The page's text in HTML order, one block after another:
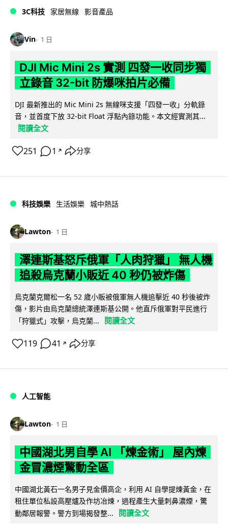
3C科技 家居無線 影音產品
Vin 1 日
DJI Mic Mini 2s 實測 四發一收同步獨
立錄音 32-bit 防爆咪拍片必備
DJI 最新推出的 Mic Mini 2s 無線咪支援「四發一收」分軌錄
音，並首度下放 32-bit Float 浮點內錄功能。本文經實測其...
閱讀全文
251 1 ↗ 分享
科技娛樂 生活娛樂 城中熱話
Lawton 1 日
澤連斯基怒斥俄軍「人肉狩獵」 無人機
追殺烏克蘭小販近 40 秒仍被炸傷
烏克蘭克爾松一名 52 歲小販被俄軍無人機追擊近 40 秒後被炸
傷，影片由烏克蘭總統澤連斯基公開。他直斥俄軍對平民進行
「狩獵式」攻擊，烏克蘭...
閱讀全文
119 41 ↗ 分享
人工智能
Lawton 1 日
中國湖北男自學 AI 「煉金術」 屋內煉
金冒濃煙驚動全區
中國湖北黃石一名男子見金價高企，利用 AI 自學提煉黃金，在
租住單位私設高壓爐及作坊冶煉，過程產生大量刺鼻濃煙，驚
動鄰居報警。警方到場揭發整...
閱讀全文